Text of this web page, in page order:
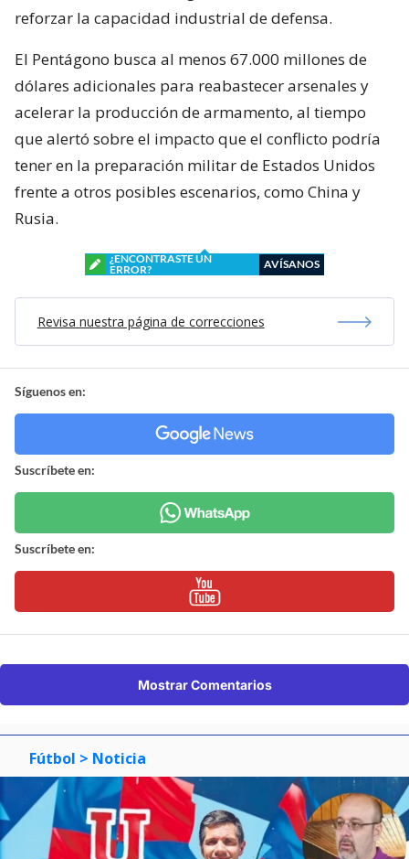
reforzar la capacidad industrial de defensa.
El Pentágono busca al menos 67.000 millones de
dólares adicionales para reabastecer arsenales y
acelerar la producción de armamento, al tiempo
que alertó sobre el impacto que el conflicto podría
tener en la preparación militar de Estados Unidos
frente a otros posibles escenarios, como China y
Rusia.
¿ENCONTRASTE UN
ERROR?
AVÍSANOS
Revisa nuestra página de correcciones
Síguenos en:
Suscríbete en:
Suscríbete en:
Mostrar Comentarios
Fútbol > Noticia